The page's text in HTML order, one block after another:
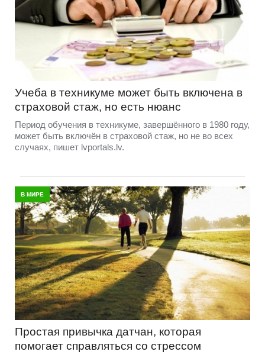
Учеба в техникуме может быть включена в
страховой стаж, но есть нюанс
Период обучения в техникуме, завершённого в 1980 году,
может быть включён в страховой стаж, но не во всех
случаях, пишет lvportals.lv.
В МИРЕ
Простая привычка датчан, которая
помогает справляться со стрессом